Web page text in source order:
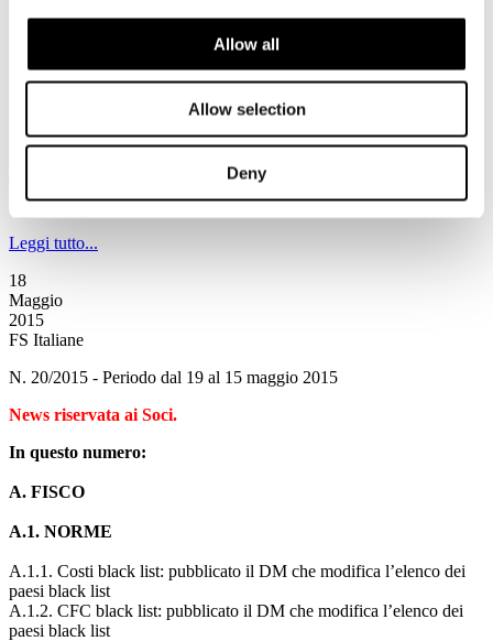
Allow all
Allow selection
Deny
Associazione Italiana Confindustria Alberghi
Newsletter N. 87 del 19/05/2015
News
ROMA, 28 maggio 2015 - presso The Church Palace
Leggi tutto...
18
Maggio
2015
FS Italiane
N. 20/2015 - Periodo dal 19 al 15 maggio 2015
News riservata ai Soci.
In questo numero:
A. FISCO
A.1. NORME
A.1.1. Costi black list: pubblicato il DM che modifica l’elenco dei
paesi black list
A.1.2. CFC black list: pubblicato il DM che modifica l’elenco dei
paesi black list